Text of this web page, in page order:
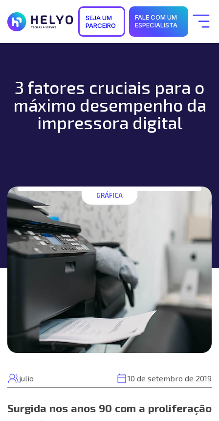
SEJA UM
PARCEIRO
FALE COM UM
ESPECIALISTA
Quem Somos
Carreiras
Blog
3 fatores cruciais para o
máximo desempenho da
impressora digital
GRÁFICA
julio 10 de setembro de 2019
Surgida nos anos 90 com a proliferação